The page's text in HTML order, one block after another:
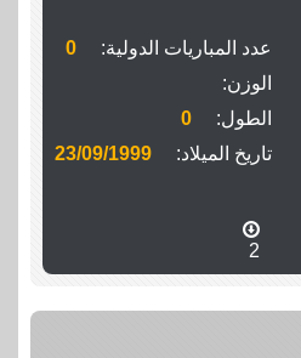
عدد المباريات الدولية:
0
الوزن:
الطول:
0
تاريخ الميلاد:
23/09/1999
2